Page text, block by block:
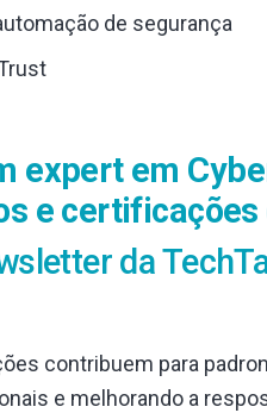
de segurança
expert em
e certificações
da
contribuem para
e melhorando a